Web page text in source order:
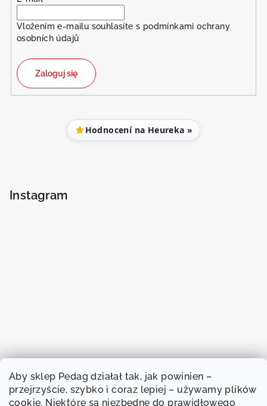
Aby sklep Pedag działał tak, jak powinien –
przejrzyście, szybko i coraz lepiej – używamy plików
cookie. Niektóre są niezbędne do prawidłowego
Vložením e-mailu souhlasíte s podmínkami ochrany
osobních údajů
Zaloguj się
Hodnocení na Heureka »
Instagram